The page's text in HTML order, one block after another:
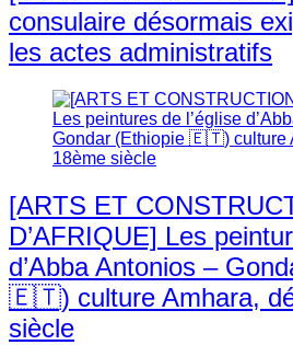
consulaire désormais
les actes administratifs
[ARTS ET
D’AFRIQUE] Les
d’Abba Antonios –
🇪🇹) culture Amhara,
siècle